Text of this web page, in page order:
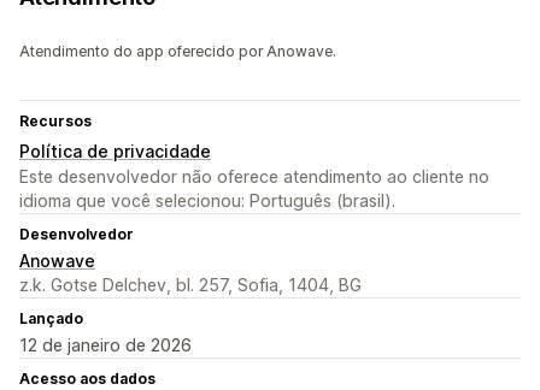
Atendimento do app oferecido por Anowave.
Recursos
Política de privacidade
Este desenvolvedor não oferece atendimento ao cliente no
idioma que você selecionou: Português (brasil).
Desenvolvedor
Anowave
z.k. Gotse Delchev, bl. 257, Sofia, 1404, BG
Lançado
12 de janeiro de 2026
Acesso aos dados